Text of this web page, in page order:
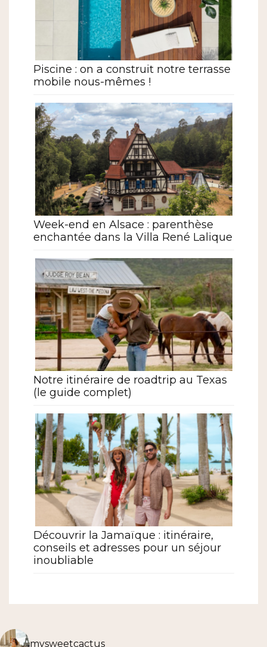
Piscine : on a construit notre terrasse
mobile nous-mêmes !
Week-end en Alsace : parenthèse
enchantée dans la Villa René Lalique
Notre itinéraire de roadtrip au Texas
(le guide complet)
Découvrir la Jamaïque : itinéraire,
conseils et adresses pour un séjour
inoubliable
mysweetcactus